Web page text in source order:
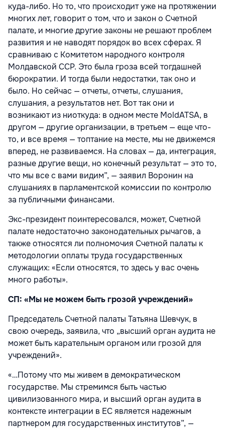
куда-либо. Но то, что происходит уже на протяжении
многих лет, говорит о том, что и закон о Счетной
палате, и многие другие законы не решают проблем
развития и не наводят порядок во всех сферах. Я
сравниваю с Комитетом народного контроля
Молдавской ССР. Это была гроза всей тогдашней
бюрократии. И тогда были недостатки, так оно и
было. Но сейчас — отчеты, отчеты, слушания,
слушания, а результатов нет. Вот так они и
возникают из ниоткуда: в одном месте MoldATSA, в
другом — другие организации, в третьем — еще что-
то, и все время — топтание на месте, мы не движемся
вперед, не развиваемся. На словах — да, интеграция,
разные другие вещи, но конечный результат — это то,
что мы все с вами видим”, — заявил Воронин на
слушаниях в парламентской комиссии по контролю
за публичными финансами.
Экс-президент поинтересовался, может, Счетной
палате недостаточно законодательных рычагов, а
также относятся ли полномочия Счетной палаты к
методологии оплаты труда государственных
служащих: «Если относятся, то здесь у вас очень
много работы».
СП: «Мы не можем быть грозой учреждений»
Председатель Счетной палаты Татьяна Шевчук, в
свою очередь, заявила, что „высший орган аудита не
может быть карательным органом или грозой для
учреждений».
«…Потому что мы живем в демократическом
государстве. Мы стремимся быть частью
цивилизованного мира, и высший орган аудита в
контексте интеграции в ЕС является надежным
партнером для государственных институтов”, —